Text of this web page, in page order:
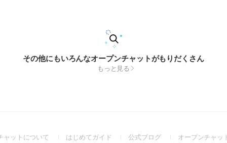
その他にもいろんなオープンチャットがもりだくさん
もっと見る
ャットについて
(Openはじめてガイド
(Open公式ブログ
(Openオープンチャッ